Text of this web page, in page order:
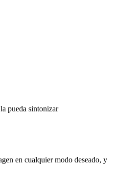
pueda sintonizar
en cualquier modo deseado, y